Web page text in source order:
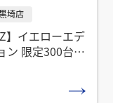
】イエローエデ
ン 限定300台